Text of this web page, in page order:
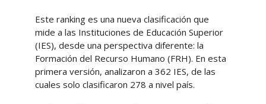
Este ranking es una nueva clasificación que
mide a las Instituciones de Educación Superior
(IES), desde una perspectiva diferente: la
Formación del Recurso Humano (FRH). En esta
primera versión, analizaron a 362 IES, de las
cuales solo clasificaron 278 a nivel país.